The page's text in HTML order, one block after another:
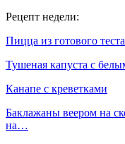
Рецепт недели:
Пицца из готового
Тушеная капуста с
Канапе с креветками
Баклажаны веером на
на…